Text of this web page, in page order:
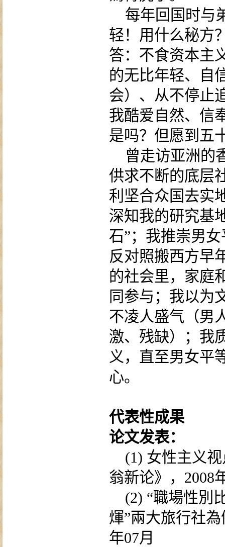
每年回国时与
轻！用什么秘方
答：不食资本主
的无比年轻、自
会）、从不停止
我酷爱自然、信
是吗？但愿到五
曾走访亚洲的
供求不断的底层
利坚合众国去实
深知我的研究基
石”；我推崇男
反对照搬西方早
的社会里，家庭
同参与；我以为
不凌人盛气（男
激、残缺）；我
义，直至男女平
心。
代表性成果
论文发表：
(1) 女性主义
翁新论》， 2008
(2) “職場性別
煇”兩大旅行社為
年07月